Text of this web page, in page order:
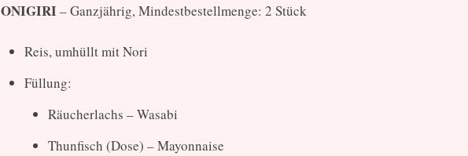
ONIGIRI– Ganzjährig, Mindestbestellmenge: 2 Stück
Reis, umhüllt mit Nori
Füllung:
Räucherlachs – Wasabi
Thunfisch (Dose) – Mayonnaise